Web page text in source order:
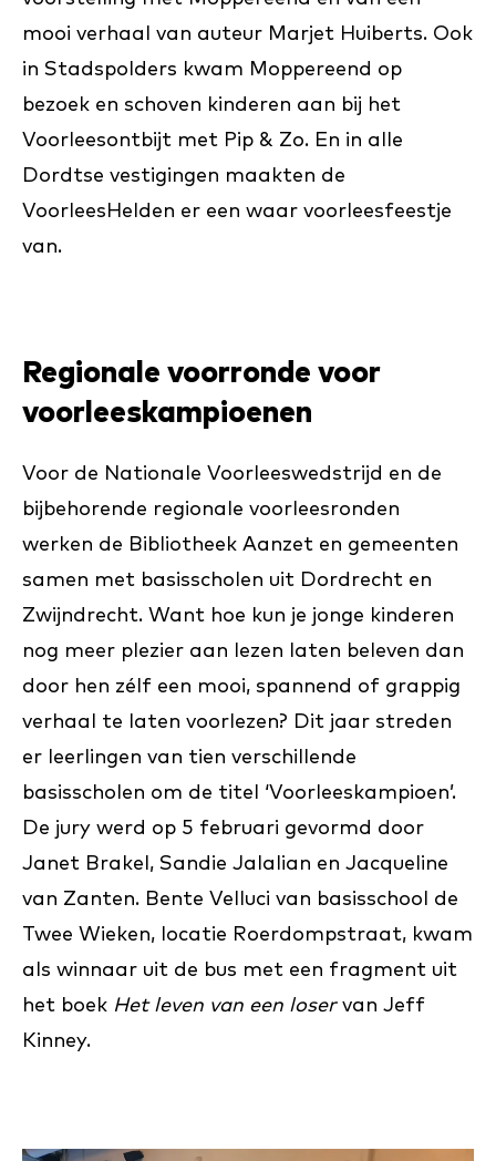
mooi verhaal van auteur Marjet Huiberts. Ook
in Stadspolders kwam Moppereend op
bezoek en schoven kinderen aan bij het
Voorleesontbijt met Pip & Zo. En in alle
Dordtse vestigingen maakten de
VoorleesHelden er een waar voorleesfeestje
van.
Regionale voorronde voor
voorleeskampioenen
Voor de Nationale Voorleeswedstrijd en de
bijbehorende regionale voorleesronden
werken de Bibliotheek Aanzet en gemeenten
samen met basisscholen uit Dordrecht en
Zwijndrecht. Want hoe kun je jonge kinderen
nog meer plezier aan lezen laten beleven dan
door hen zélf een mooi, spannend of grappig
verhaal te laten voorlezen? Dit jaar streden
er leerlingen van tien verschillende
basisscholen om de titel ‘Voorleeskampioen’.
De jury werd op 5 februari gevormd door
Janet Brakel, Sandie Jalalian en Jacqueline
van Zanten. Bente Velluci van basisschool de
Twee Wieken, locatie Roerdompstraat, kwam
als winnaar uit de bus met een fragment uit
het boek Het leven van een loservan Jeff
Kinney.